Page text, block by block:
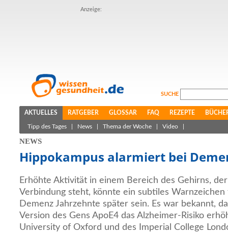
Anzeige:
SUCHE
AKTUELLES RATGEBER GLOSSAR FAQ REZEPTE
Tipp des Tages News Thema der Woche Video
NEWS
Hippokampus alarmiert bei
Erhöhte Aktivität in einem Bereich des Gehirns,
Verbindung steht, könnte ein subtiles
Demenz Jahrzehnte später sein. Es war bekannt,
Version des Gens ApoE4 das Alzheimer-Risiko
University of Oxford und des Imperial College